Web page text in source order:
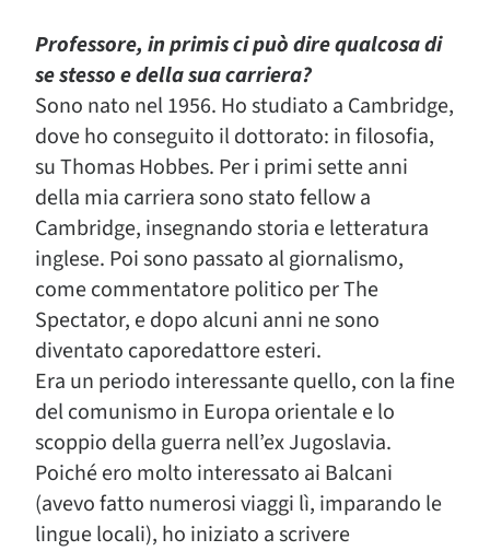
Professore, in primis ci può dire qualcosa di
se stesso e della sua carriera?
Sono nato nel 1956. Ho studiato a Cambridge,
dove ho conseguito il dottorato: in filosofia,
su Thomas Hobbes. Per i primi sette anni
della mia carriera sono stato fellow a
Cambridge, insegnando storia e letteratura
inglese. Poi sono passato al giornalismo,
come commentatore politico per The
Spectator, e dopo alcuni anni ne sono
diventato caporedattore esteri.
Era un periodo interessante quello, con la fine
del comunismo in Europa orientale e lo
scoppio della guerra nell’ex Jugoslavia.
Poiché ero molto interessato ai Balcani
(avevo fatto numerosi viaggi lì, imparando le
lingue locali), ho iniziato a scrivere